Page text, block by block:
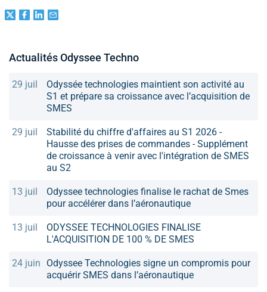
Actualités Odyssee Techno
29 juil
Odyssée technologies maintient son activité au
S1 et prépare sa croissance avec l’acquisition de
SMES
29 juil
Stabilité du chiffre d'affaires au S1 2026 -
Hausse des prises de commandes - Supplément
de croissance à venir avec l'intégration de SMES
au S2
13 juil
Odyssee technologies finalise le rachat de Smes
pour accélérer dans l’aéronautique
13 juil
ODYSSEE TECHNOLOGIES FINALISE
L'ACQUISITION DE 100 % DE SMES
24 juin
Odyssee Technologies signe un compromis pour
acquérir SMES dans l’aéronautique